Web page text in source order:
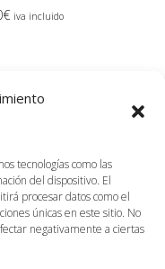
tecnologías como las
del dispositivo. El
procesar datos como el
únicas en este sitio. No
negativamente a ciertas
€ iva incluido